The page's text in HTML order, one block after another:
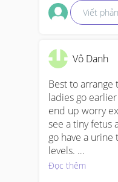
Viết
Vô Danh
Best to arrange
ladies go
end up worry
see a tiny fetus
go have a
levels.
In my
Đọc thêm